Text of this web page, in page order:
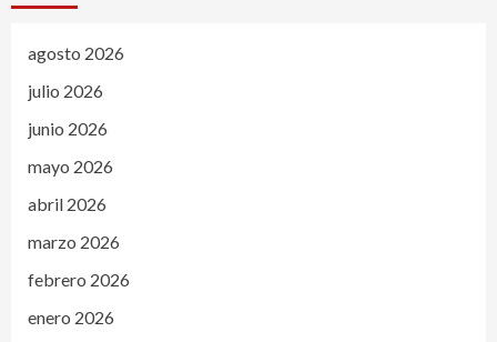
agosto 2026
julio 2026
junio 2026
mayo 2026
abril 2026
marzo 2026
febrero 2026
enero 2026